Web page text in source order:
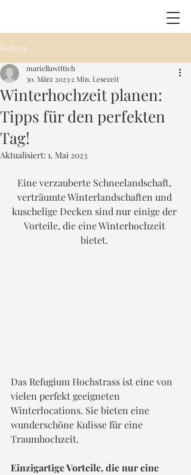
Beitrag
Winterhochzeit planen:
Tipps für den perfekten
Tag!
mariellawittich
30. März 2023 2 Min. Lesezeit
Aktualisiert: 1. Mai 2023
Eine verzauberte Schneelandschaft,
verträumte Winterlandschaften und
kuschelige Decken sind nur einige der
Vorteile, die eine Winterhochzeit
bietet.
Das Refugium Hochstrass ist eine von
vielen perfekt geeigneten
Winterlocations. Sie bieten eine
wunderschöne Kulisse für eine
Traumhochzeit.
Einzigartige Vorteile, die nur eine